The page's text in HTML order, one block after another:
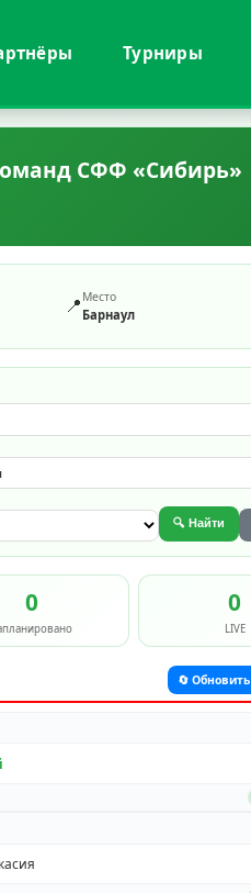
Турниры
СФФ «Сибирь»
📍 Место
Барнаул
🔍 Найти
0 0
LIVE
🔄 Обновить